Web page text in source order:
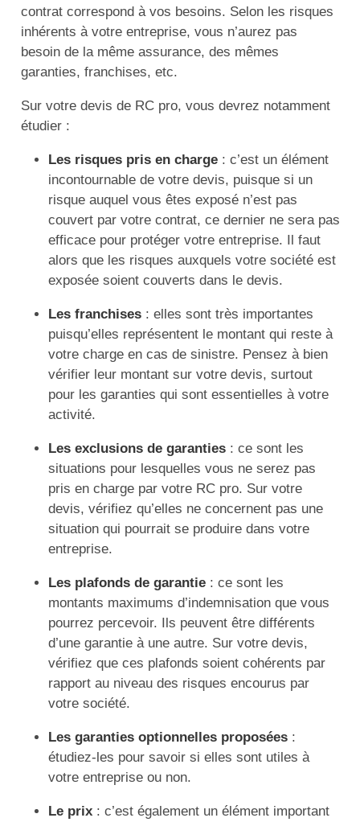
contrat correspond à vos besoins. Selon les risques
inhérents à votre entreprise, vous n’aurez pas
besoin de la même assurance, des mêmes
garanties, franchises, etc.
Sur votre devis de RC pro, vous devrez notamment
étudier :
Les risques pris en charge: c’est un élément
incontournable de votre devis, puisque si un
risque auquel vous êtes exposé n’est pas
couvert par votre contrat, ce dernier ne sera pas
efficace pour protéger votre entreprise. Il faut
alors que les risques auxquels votre société est
exposée soient couverts dans le devis.
Les franchises: elles sont très importantes
puisqu’elles représentent le montant qui reste à
votre charge en cas de sinistre. Pensez à bien
vérifier leur montant sur votre devis, surtout
pour les garanties qui sont essentielles à votre
activité.
Les exclusions de garanties: ce sont les
situations pour lesquelles vous ne serez pas
pris en charge par votre RC pro. Sur votre
devis, vérifiez qu’elles ne concernent pas une
situation qui pourrait se produire dans votre
entreprise.
Les plafonds de garantie: ce sont les
montants maximums d’indemnisation que vous
pourrez percevoir. Ils peuvent être différents
d’une garantie à une autre. Sur votre devis,
vérifiez que ces plafonds soient cohérents par
rapport au niveau des risques encourus par
votre société.
Les garanties optionnelles proposées:
étudiez-les pour savoir si elles sont utiles à
votre entreprise ou non.
Le prix: c’est également un élément important